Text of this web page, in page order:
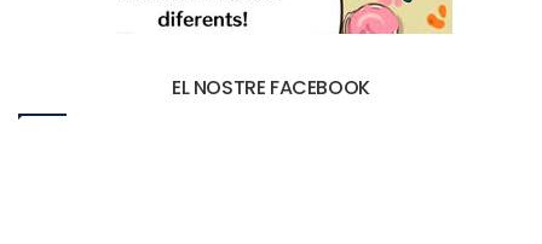
EL NOSTRE FACEBOOK